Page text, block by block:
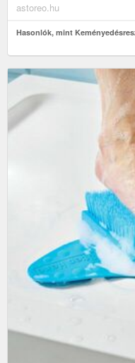
astoreo.hu
Hasonlók, mint